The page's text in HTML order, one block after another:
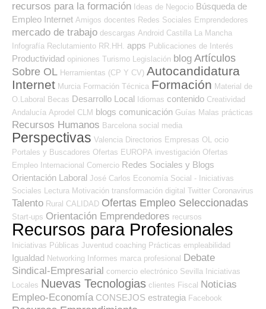
recursos para la formación Ideas de Negocio Búsqueda de
Empleo Internet Amigos docentes Redes Sociales Emprendedores
mercado de trabajo descargas Android Castilla La Mancha
Infografía Reclutamiento RR.HH. apps Publicaciones de Interés
Productividad opiniones Turismo Legislación blog Artículos
Sobre OL Herramientas (CP Y CV) Autocandidatura
Internet Murcia Formación Técnica Formación Material de
O.Laboral Becas Desarrollo Local Idiomas contenido Creatividad
Andalucía Aprodel CLM blogs comunicación Guías Malas prácticas
Recursos Humanos Barcelona social media
Perspectivas Valencia Directorios Empresas OL ocio
Portales y Buscadores Ofertas EUROPA investigación Ofertas
Empleo Internacional Comercio Redes Sociales y Blogs
Orientación Laboral José Carlos Economía Social - Iniciativas
Sociales Lectura Motivación transformación digital Twitter Coronavirus
Talento Rural CALIDAD Ofertas Empleo Seleccionadas
Start-ups Orientación Emprendedores recursos
Recursos para Profesionales
Iniciativas Públicas Juventud coaching Prácticas empleabilidad
Igualdad Networking Informes marca profesional
Debate
Sindical-Empresarial comercio electrónico Sevilla Iniciativas
Locales Nuevas Tecnologias clientes Fiscal
Noticias
Empleo-Economía CONSEJOS estrategia Facebook